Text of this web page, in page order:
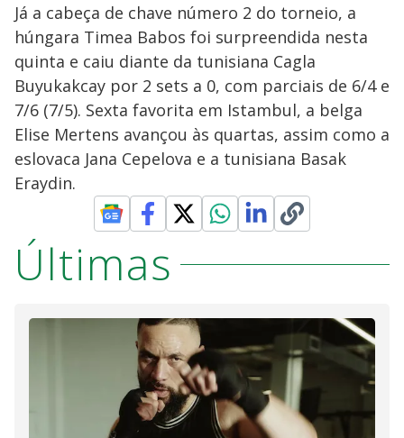
Já a cabeça de chave número 2 do torneio, a
húngara Timea Babos foi surpreendida nesta
quinta e caiu diante da tunisiana Cagla
Buyukakcay por 2 sets a 0, com parciais de 6/4 e
7/6 (7/5). Sexta favorita em Istambul, a belga
Elise Mertens avançou às quartas, assim como a
eslovaca Jana Cepelova e a tunisiana Basak
Eraydin.
Últimas